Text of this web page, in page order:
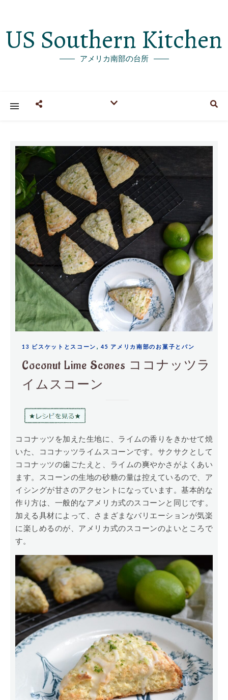
US Southern Kitchen
アメリカ南部の台所
13 ビスケットとスコーン ,45 アメリカ南部のお菓子とパン
Coconut Lime Scones ココナッツラ
イムスコーン
ココナッツを加えた生地に、ライムの香りをきかせて焼
いた、ココナッツライムスコーンです。サクサクとして
ココナッツの歯ごたえと、ライムの爽やかさがよくあい
ます。スコーンの生地の砂糖の量は控えているので、ア
イシングが甘さのアクセントになっています。基本的な
作り方は、一般的なアメリカ式のスコーンと同じです。
加える具材によって、さまざまなバリエーションが気楽
に楽しめるのが、アメリカ式のスコーンのよいところで
す。